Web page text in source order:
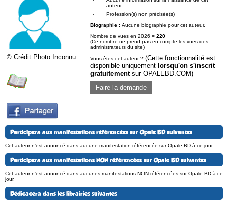
© Crédit Photo Inconnu
auteur.
Profession(s) non précisée(s)
Biographie : Aucune biographie pour cet auteur.
Nombre de vues en 2026 = 220
(Ce nombre ne prend pas en compte les vues des
administrateurs du site)
Vous êtes cet auteur ? (Cette fonctionnalité est
disponible uniquement lorsqu'on s'inscrit
gratuitementsur OPALEBD.COM)
Faire la demande
Participera aux manifestations référencées sur Opale BD suivantes
Cet auteur n'est annoncé dans aucune manifestation référencée sur Opale BD à ce jour.
Participera aux manifestations NON référencées sur Opale BD suivantes
Cet auteur n'est annoncé dans aucunes manifestations NON référencées sur Opale BD à ce
jour.
Dédicacera dans les librairies suivantes